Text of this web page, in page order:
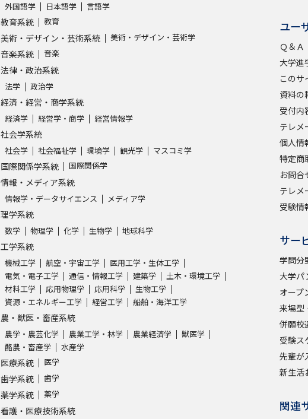
志望校・出願校を調べる
併願校選び 受験スケジュールを立てよう
テレメール全国一斉進学調査
学問発見
大学で学びたい学問発見
学問のミニ講義「夢ナビ講義」 学問の教科書
ユーザーサポート
Ｑ＆Ａ よくあるご質問 大学進学IDについて
このサイトにつ
資料の料金のお支払いについて 受付内容・発送状況の確認 テ
個人情報取扱規定
テレメール
受験情報リンク
外国語学 日本語学 言語学
教育系統 教育
美術・デザイン・芸術系統 美術・デザイン・芸術学
音楽系統 音楽
法律・政治系統
法学 政治学
経済・経営・商学系統
経済学 経営学・商学 経営情報学
社会学系統
社会学 社会福祉学 環境学 観光学 マスコミ学
国際関係学系統 国際関係学
情報・メディア系統
情報学・データサイエンス メディア学
理学系統
数学 物理学 化学 生物学 地球科学
工学系統
機械工学 航空・宇宙工学
医用工学・生体工学
電気・電子工学
通信・情報工学 建築学
土木・環境工学
材料工学
応用物理学 応用科学
生物工学
資源・エネルギー工学
経営工学 船舶・海洋工学
農・獣医・畜産系統
農学・農芸化学 農業工学・林学 農業経済学
獣医学
酪農・畜産学
水産学
医療系統 医学
歯学系統 歯学
薬学系統 薬学
看護・医療技術系統
ユー
Ｑ＆
大学進
このサ
資料の
受付内
テレメ
個人情
特定商
お問合
テレメ
受験情
サー
学問分
大学パ
オープ
来場型
併願校
受験ス
先輩が
新生活
関連